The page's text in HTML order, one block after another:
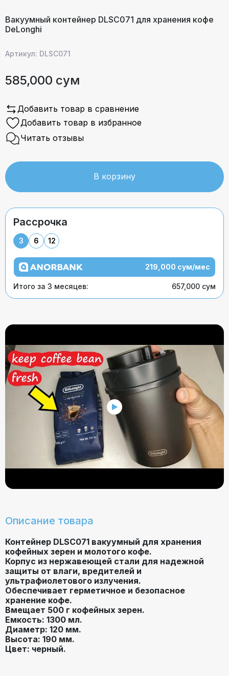
Вакуумный контейнер DLSC071 для хранения кофе
DeLonghi
Артикул: DLSC071
585,000 сум
Добавить товар в сравнение
Добавить товар в избранное
Читать отзывы
В корзину
Рассрочка
3 6 12
219,000 сум/мес
Итого за 3 месяцев: 657,000 сум
Описание товара
Контейнер DLSC071 вакуумный для хранения
кофейных зерен и молотого кофе.
Корпус из нержавеющей стали для надежной
защиты от влаги, вредителей и
ультрафиолетового излучения.
Обеспечивает герметичное и безопасное
хранение кофе.
Вмещает 500 г кофейных зерен.
Емкость: 1300 мл.
Диаметр: 120 мм.
Высота: 190 мм.
Цвет: черный.